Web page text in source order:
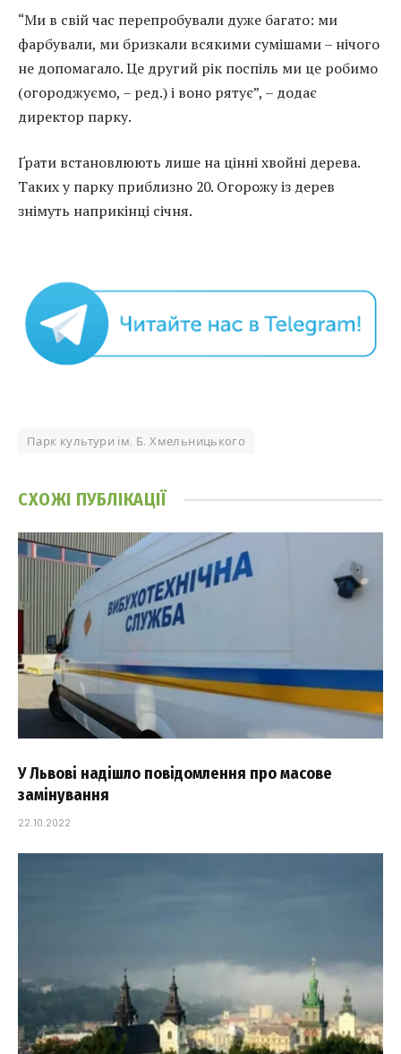
“Ми в свій час перепробували дуже багато: ми
фарбували, ми бризкали всякими сумішами – нічого
не допомагало. Це другий рік поспіль ми це робимо
(огороджуємо, – ред.) і воно рятує”, – додає
директор парку.
Ґрати встановлюють лише на цінні хвойні дерева.
Таких у парку приблизно 20. Огорожу із дерев
знімуть наприкінці січня.
Парк культури ім. Б. Хмельницького
СХОЖІ ПУБЛІКАЦІЇ
У Львові надішло повідомлення про масове
замінування
22.10.2022